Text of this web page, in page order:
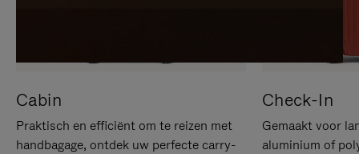
Cabin
Praktisch en efficiënt om te reizen met
handbagage, ontdek uw perfecte carry-
Check-In
Gemaakt voor
aluminium of